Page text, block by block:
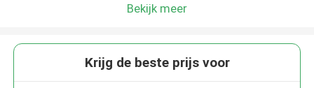
Bekijk meer
Krijg de beste prijs voor